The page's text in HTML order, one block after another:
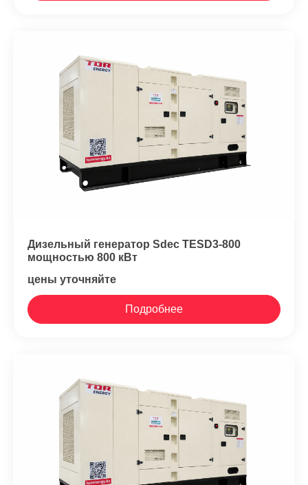
Дизельный генератор Sdec TESD3-800
мощностью 800 кВт
цены уточняйте
Подробнее